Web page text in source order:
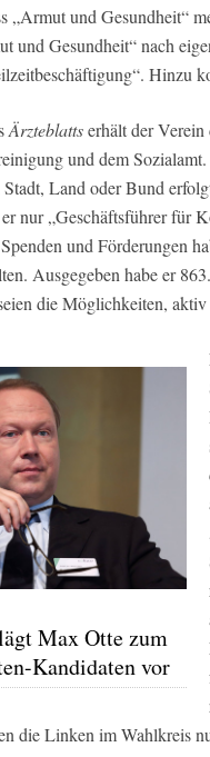
„Armut und Gesundheit“
und Gesundheit“ nach
Hinzu
Ärzteblattserhält der Verein
und dem
Land oder Bund
nur „Geschäftsführer für
und Förderungen
Ausgegeben habe er
die Möglichkeiten,
Max Otte zum
Kandidaten vor
die Linken im Wahlkreis